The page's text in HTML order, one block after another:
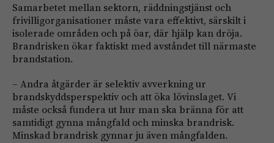
Samarbetet mellan sektorn, räddningstjänst och
frivilligorganisationer måste vara effektivt, särskilt i
isolerade områden och på öar, där hjälp kan dröja.
Brandrisken ökar faktiskt med avståndet till närmaste
brandstation.
– Andra åtgärder är selektiv avverkning ur
brandskyddsperspektiv och att öka lövinslaget. Vi
måste också fundera ut hur man ska bränna för att
samtidigt gynna mångfald och minska brandrisk.
Minskad brandrisk gynnar ju även mångfalden.